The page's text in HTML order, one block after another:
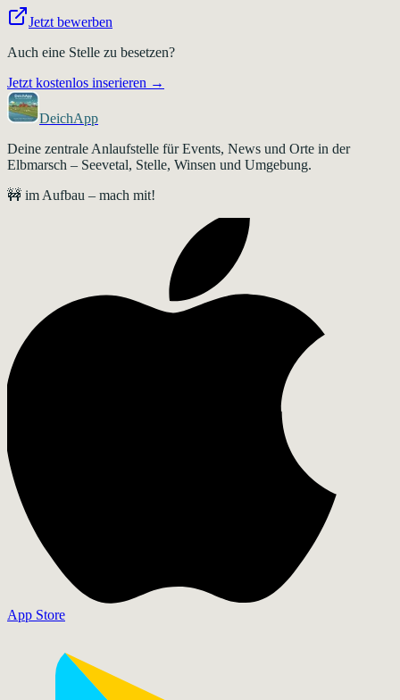
Jetzt bewerben
Auch eine Stelle zu besetzen?
Jetzt kostenlos inserieren →
DeichApp
Deine zentrale Anlaufstelle für Events, News und Orte in der
Elbmarsch – Seevetal, Stelle, Winsen und Umgebung.
🚧 im Aufbau – mach mit!
App Store